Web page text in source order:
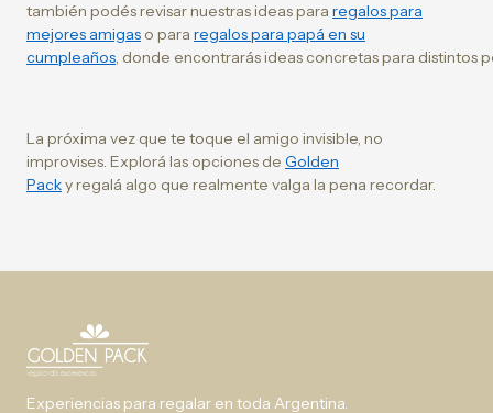
también podés revisar nuestras ideas para regalos para
mejores amigas o para regalos para papá en su
cumpleaños, donde encontrarás ideas concretas para distintos
La próxima vez que te toque el amigo invisible, no
improvises. Explorá las opciones de Golden
Packy regalá algo que realmente valga la pena recordar.
Experiencias para regalar en toda Argentina.